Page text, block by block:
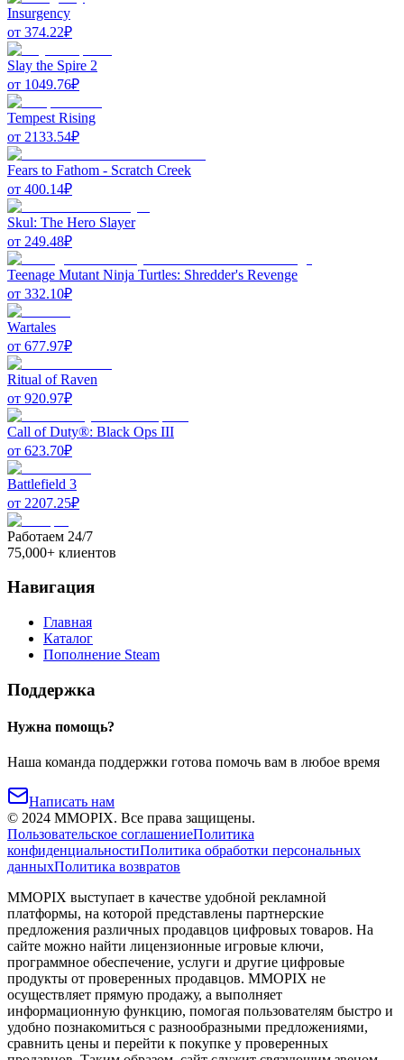
Insurgency
от 374.22₽
Slay the Spire 2
от 1049.76₽
Tempest Rising
от 2133.54₽
Fears to Fathom - Scratch Creek
от 400.14₽
Skul: The Hero Slayer
от 249.48₽
Teenage Mutant Ninja Turtles: Shredder's Revenge
от 332.10₽
Wartales
от 677.97₽
Ritual of Raven
от 920.97₽
Call of Duty®: Black Ops III
от 623.70₽
Battlefield 3
от 2207.25₽
Работаем 24/7
75,000+ клиентов
Навигация
Главная
Каталог
Пополнение Steam
Поддержка
Нужна помощь?
Наша команда поддержки готова помочь вам в любое время
Написать нам
© 2024 MMOPIX. Все права защищены.
Пользовательское соглашениеПолитика
конфиденциальностиПолитика обработки персональных
данныхПолитика возвратов
MMOPIX выступает в качестве удобной рекламной
платформы, на которой представлены партнерские
предложения различных продавцов цифровых товаров. На
сайте можно найти лицензионные игровые ключи,
программное обеспечение, услуги и другие цифровые
продукты от проверенных продавцов. MMOPIX не
осуществляет прямую продажу, а выполняет
информационную функцию, помогая пользователям быстро и
удобно познакомиться с разнообразными предложениями,
сравнить цены и перейти к покупке у проверенных